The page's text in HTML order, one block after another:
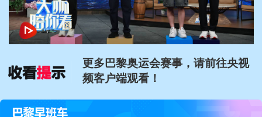
更多巴黎奥运会赛事，请前往央视
频客户端观看！
更多巴黎奥运会赛事，请前往央视
更多巴黎奥运会赛事，请前往央视
频客户端观看！